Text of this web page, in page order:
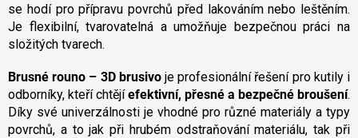
se hodí pro přípravu povrchů před lakováním nebo leštěním.
Je flexibilní, tvarovatelná a umožňuje bezpečnou práci na
složitých tvarech.
Brusné rouno – 3D brusivoje profesionální řešení pro kutily i
odborníky, kteří chtějíefektivní, přesné a bezpečné broušení.
Díky své univerzálnosti je vhodné pro různé materiály a typy
povrchů, a to jak při hrubém odstraňování materiálu, tak při